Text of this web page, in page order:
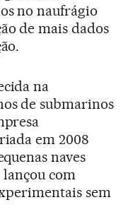
no naufrágio
de mais dados
na
de submarinos
em 2008
naves
com
sem